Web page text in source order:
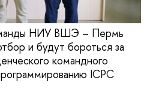
НИУ ВШЭ – Пермь
и будут бороться за
командного
ICPC